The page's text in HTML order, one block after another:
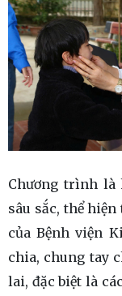
Chương trình là
sâu sắc, thể
của Bệnh viện
chia, chung tay
lai, đặc biệt là